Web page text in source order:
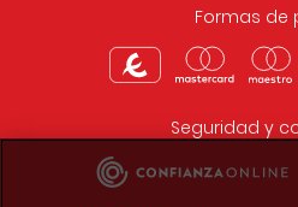
Formas de
Seguridad y